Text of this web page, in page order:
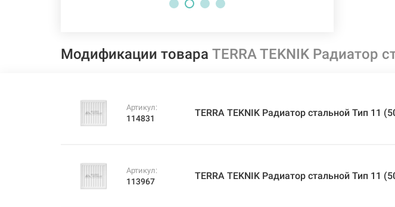
Модификации товара TERRA TEKNIK Радиатор
Артикул:
114831 TERRA TEKNIK Радиатор стальной Тип 11
Артикул:
113967 TERRA TEKNIK Радиатор стальной Тип 11